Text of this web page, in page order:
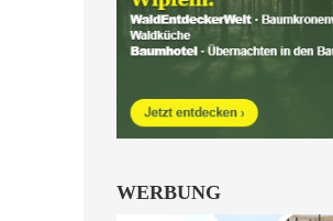
Kinder von 6
Jahren.
WERBUNG